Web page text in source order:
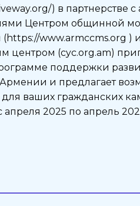
) в партнерстве
Центром общинной
(https://www.armccms.org )
центром (cyc.org.am)
поддержки
и предлагает
ваших гражданских
апреля 2025 по апрель